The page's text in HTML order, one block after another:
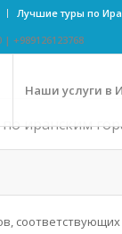
Лучшие туры по
| +989126123768
Наши услуги в
иранским